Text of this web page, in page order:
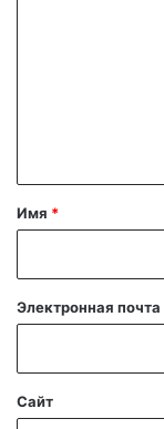
а
й
Имя *
Электронная почта
Сайт